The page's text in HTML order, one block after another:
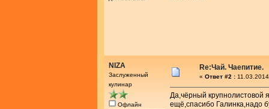
NIZA
Заслуженный
кулинар
Офлайн
Re:Чай. Чаепитие.
« Ответ #2 :
Да,чёрный крупнолистовой
ещё,спасибо Галинка,надо